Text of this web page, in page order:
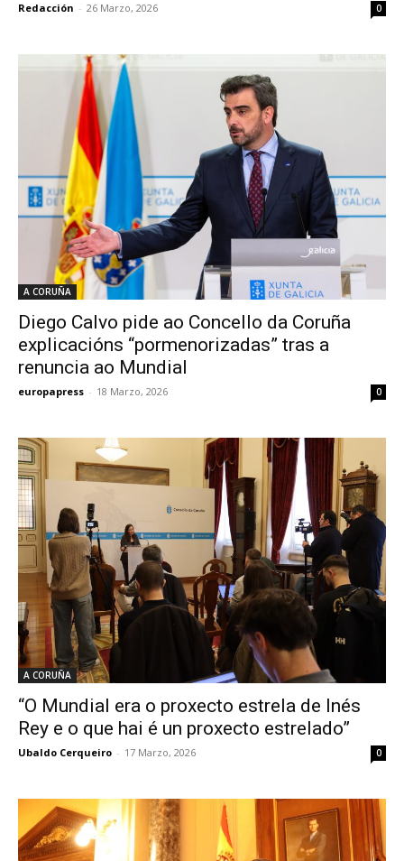
Redacción - 26 Marzo, 2026 0
A CORUÑA
Diego Calvo pide ao Concello da Coruña
explicacións “pormenorizadas” tras a
renuncia ao Mundial
europapress - 18 Marzo, 2026 0
A CORUÑA
“O Mundial era o proxecto estrela de Inés
Rey e o que hai é un proxecto estrelado”
Ubaldo Cerqueiro - 17 Marzo, 2026 0